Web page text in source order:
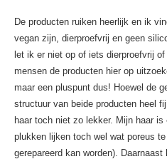
De producten ruiken heerlijk en ik
vegan zijn, dierproefvrij en geen
let ik er niet op of iets dierproefvrij
mensen de producten hier op
maar een pluspunt dus! Hoewel de
structuur van beide producten heel
haar toch niet zo lekker. Mijn haar
plukken lijken toch wel wat poreus
gerepareerd kan worden).